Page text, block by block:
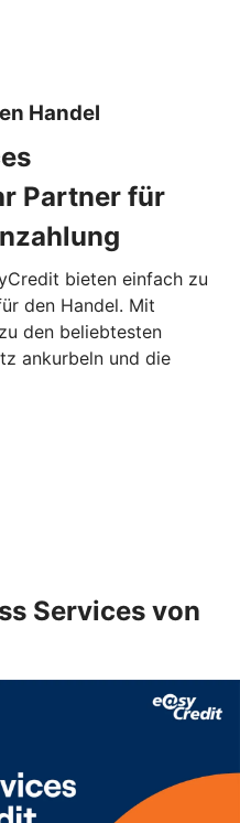
Handel
Partner für
bieten einfach zu
den Handel. Mit
den beliebtesten
ankurbeln und die
Services von